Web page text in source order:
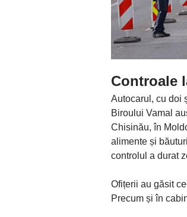
Controale
Autocarul, cu doi
Biroului Vamal
Chisinău, în
alimente și
controlul a durat
Ofițerii au găsit
Precum și în